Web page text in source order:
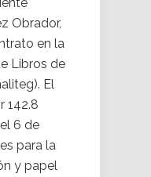
Obrador,
en la
Libros de
El
142.8
6 de
para la
y papel